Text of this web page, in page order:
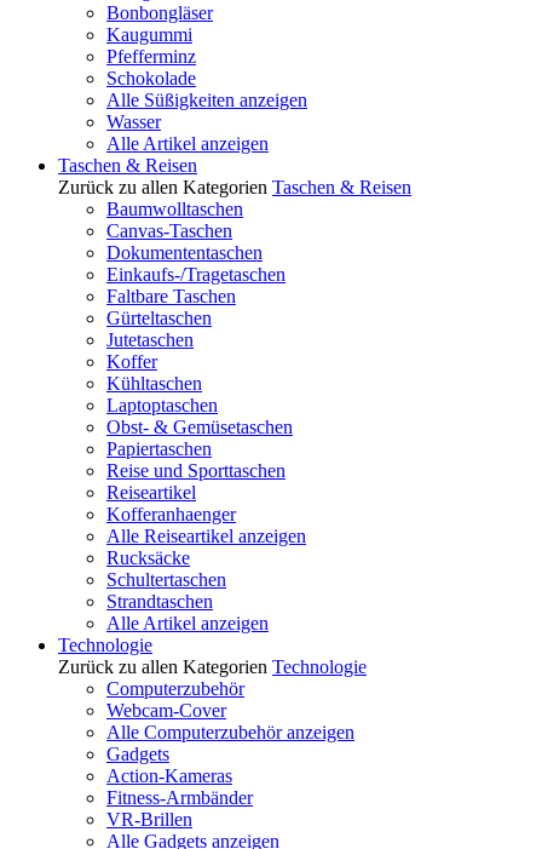
Bonbongläser
Kaugummi
Pfefferminz
Schokolade
Alle Süßigkeiten anzeigen
Wasser
Alle Artikel anzeigen
Taschen & Reisen
Zurück zu allen Kategorien Taschen & Reisen
Baumwolltaschen
Canvas-Taschen
Dokumententaschen
Einkaufs-/Tragetaschen
Faltbare Taschen
Gürteltaschen
Jutetaschen
Koffer
Kühltaschen
Laptoptaschen
Obst- & Gemüsetaschen
Papiertaschen
Reise und Sporttaschen
Reiseartikel
Kofferanhaenger
Alle Reiseartikel anzeigen
Rucksäcke
Schultertaschen
Strandtaschen
Alle Artikel anzeigen
Technologie
Zurück zu allen Kategorien Technologie
Computerzubehör
Webcam-Cover
Alle Computerzubehör anzeigen
Gadgets
Action-Kameras
Fitness-Armbänder
VR-Brillen
Alle Gadgets anzeigen